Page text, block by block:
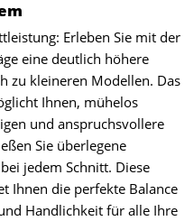
Erleben Sie mit der
eine deutlich höhere
zu kleineren Modellen. Das
Ihnen, mühelos
und anspruchsvollere
Sie überlegene
jedem Schnitt. Diese
Ihnen die perfekte Balance
Handlichkeit für alle Ihre